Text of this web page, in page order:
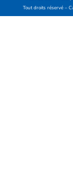
Tout droits réservé –